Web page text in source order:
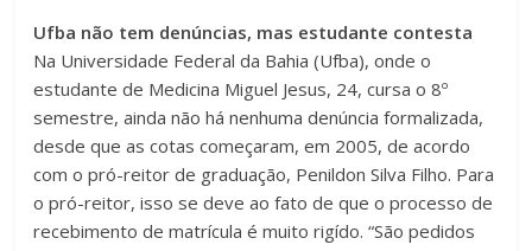
Ufba não tem denúncias, mas estudante contesta
Na Universidade Federal da Bahia (Ufba), onde o
estudante de Medicina Miguel Jesus, 24, cursa o 8º
semestre, ainda não há nenhuma denúncia formalizada,
desde que as cotas começaram, em 2005, de acordo
com o pró-reitor de graduação, Penildon Silva Filho. Para
o pró-reitor, isso se deve ao fato de que o processo de
recebimento de matrícula é muito rigído. “São pedidos